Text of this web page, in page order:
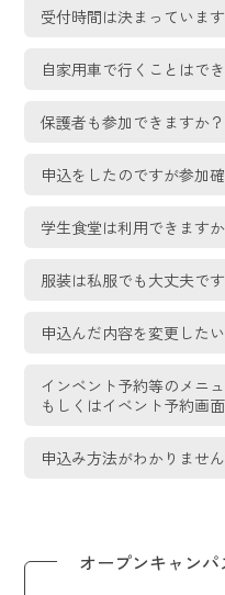
受付時間は決まっていま
自家用車で行くことはで
保護者も参加できますか？
申込をしたのですが参加
学生食堂は利用できますか
服装は私服でも大丈夫で
申込んだ内容を変更したい
インベント予約等のメニ
もしくはイベント予約画
申込み方法がわかりません
オープンキャン